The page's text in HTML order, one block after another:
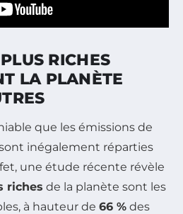
RICHES
LA PLANÈTE
que les émissions de
inégalement réparties
une étude récente révèle
riches de la planète sont les
à hauteur de 66 % des